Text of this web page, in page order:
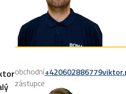
obchodní
zástupce
+420602886779